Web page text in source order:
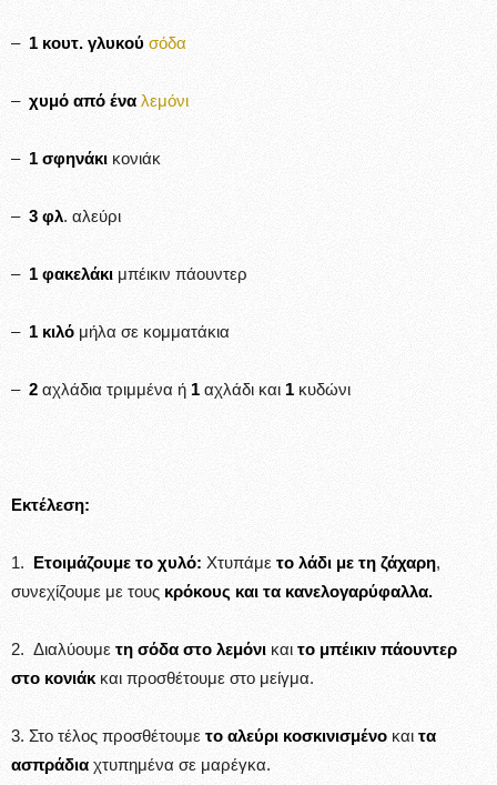
– 1 κουτ. γλυκού σόδα
– χυμό από ένα λεμόνι
– 1 σφηνάκι κονιάκ
– 3 φλ. αλεύρι
– 1 φακελάκι μπέικιν πάουντερ
– 1 κιλό μήλα σε κομματάκια
– 2 αχλάδια τριμμένα ή 1 αχλάδι και 1 κυδώνι
Εκτέλεση:
1. Ετοιμάζουμε το χυλό: Χτυπάμε το λάδι με τη ζάχαρη,
συνεχίζουμε με τους κρόκους και τα κανελογαρύφαλλα.
2. Διαλύουμε τη σόδα στο λεμόνι και το μπέικιν πάουντερ
στο κονιάκ και προσθέτουμε στο μείγμα.
3. Στο τέλος προσθέτουμε το αλεύρι κοσκινισμένο και τα
ασπράδια χτυπημένα σε μαρέγκα.